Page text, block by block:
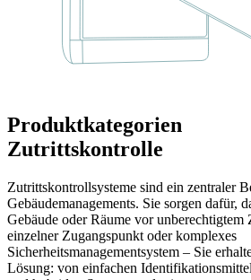
Produktkategorien
Zutrittskontrolle
Zutrittskontrollsysteme sind ein zentraler
Gebäudemanagements. Sie sorgen dafür,
Gebäude oder Räume vor
einzelner Zugangspunkt oder komplexes
Sicherheitsmanagementsystem – Sie
Lösung: von einfachen